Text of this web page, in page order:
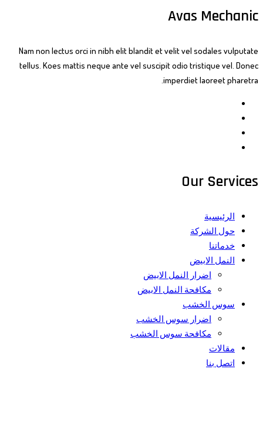
Avas Mechanic
Nam non lectus orci in nibh elit blandit et velit vel sodales vulputate
tellus. Koes mattis neque ante vel suscipit odio tristique vel. Donec
imperdiet laoreet pharetra.
Our Services
الرئيسية
حول الشركة
خدماتنا
النمل الابيض
اضرار النمل الابيض
مكافحة النمل الابيض
سوس الخشب
اضرار سوس الخشب
مكافحة سوس الخشب
مقالات
اتصل بنا